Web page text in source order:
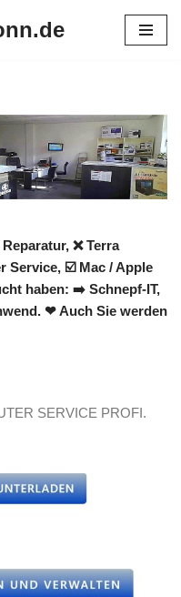
❌ Terra
Service, ☑️ Mac / Apple
haben: ➡️ Schnepf-IT,
❤ Auch Sie werden
SERVICE PROFI.